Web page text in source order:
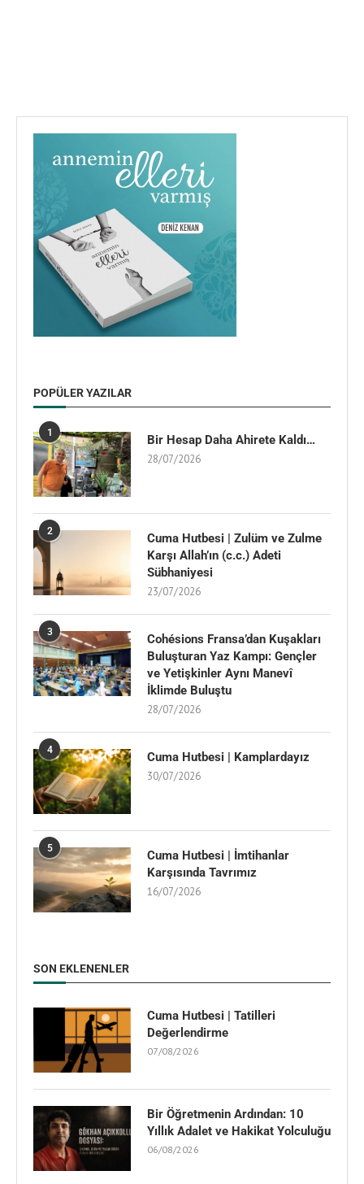
POPÜLER YAZILAR
1 Bir Hesap Daha Ahirete Kaldı…
28/07/2026
2
Cuma Hutbesi | Zulüm ve Zulme
Karşı Allah’ın (c.c.) Adeti
Sübhaniyesi
23/07/2026
3
Cohésions Fransa’dan Kuşakları
Buluşturan Yaz Kampı: Gençler
ve Yetişkinler Aynı Manevî
İklimde Buluştu
28/07/2026
4 Cuma Hutbesi | Kamplardayız
30/07/2026
5
Cuma Hutbesi | İmtihanlar
Karşısında Tavrımız
16/07/2026
SON EKLENENLER
Cuma Hutbesi | Tatilleri
Değerlendirme
07/08/2026
Bir Öğretmenin Ardından: 10
Yıllık Adalet ve Hakikat Yolculuğu
06/08/2026